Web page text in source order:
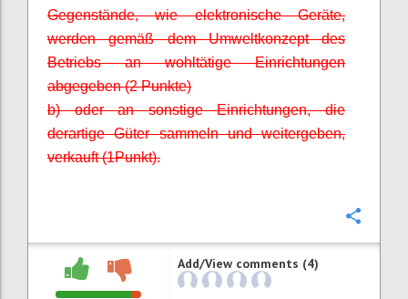
Gegenstände, wie elektronische Geräte,
werden gemäß dem Umweltkonzept des
Betriebs an wohltätige Einrichtungen
abgegeben (2 Punkte)
b) oder an sonstige Einrichtungen, die
derartige Güter sammeln und weitergeben,
verkauft (1Punkt).
Add/View comments (4)